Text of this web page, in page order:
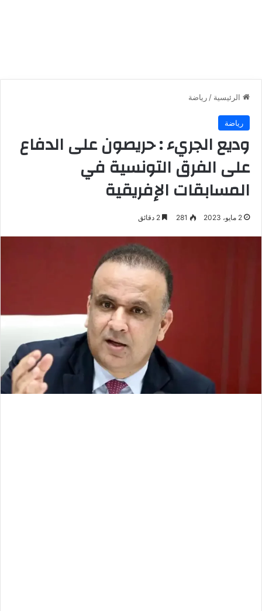
الرئيسية / رياضة
رياضة
وديع الجريء : حريصون على الدفاع
على الفرق التونسية في
المسابقات الإفريقية
2 مايو، 2023 281